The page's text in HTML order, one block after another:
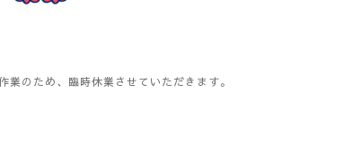
業のため、臨時休業させていただきます。